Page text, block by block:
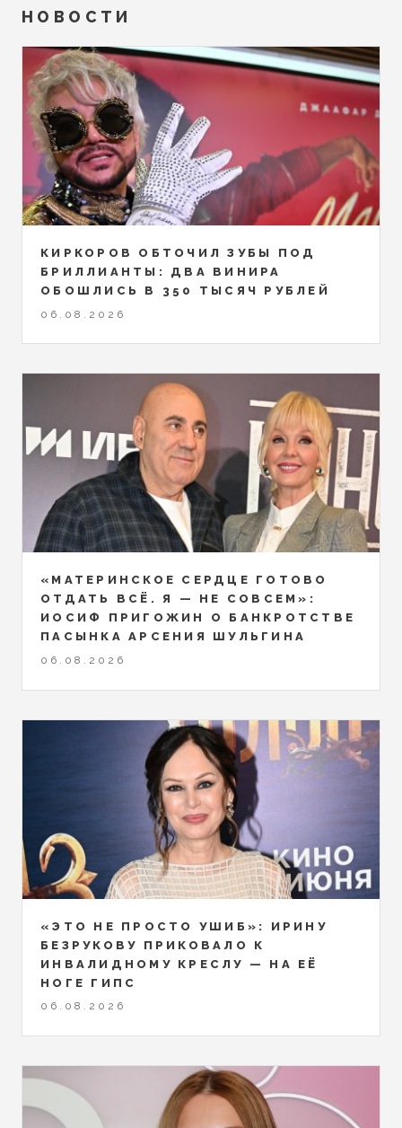
НОВОСТИ
КИРКОРОВ ОБТОЧИЛ ЗУБЫ ПОД
БРИЛЛИАНТЫ: ДВА ВИНИРА
ОБОШЛИСЬ В 350 ТЫСЯЧ РУБЛЕЙ
06.08.2026
«МАТЕРИНСКОЕ СЕРДЦЕ ГОТОВО
ОТДАТЬ ВСЁ. Я — НЕ СОВСЕМ»:
ИОСИФ ПРИГОЖИН О БАНКРОТСТВЕ
ПАСЫНКА АРСЕНИЯ ШУЛЬГИНА
06.08.2026
«ЭТО НЕ ПРОСТО УШИБ»: ИРИНУ
БЕЗРУКОВУ ПРИКОВАЛО К
ИНВАЛИДНОМУ КРЕСЛУ — НА ЕЁ
НОГЕ ГИПС
06.08.2026